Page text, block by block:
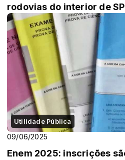
rodovias do interior de SP
Utilidade Pública
09/06/2025
Enem 2025: inscrições